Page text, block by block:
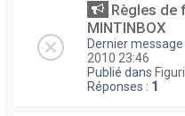
Règles de
MINTINBOX
Dernier
2010 23:46
Publié dans
Réponses : 1